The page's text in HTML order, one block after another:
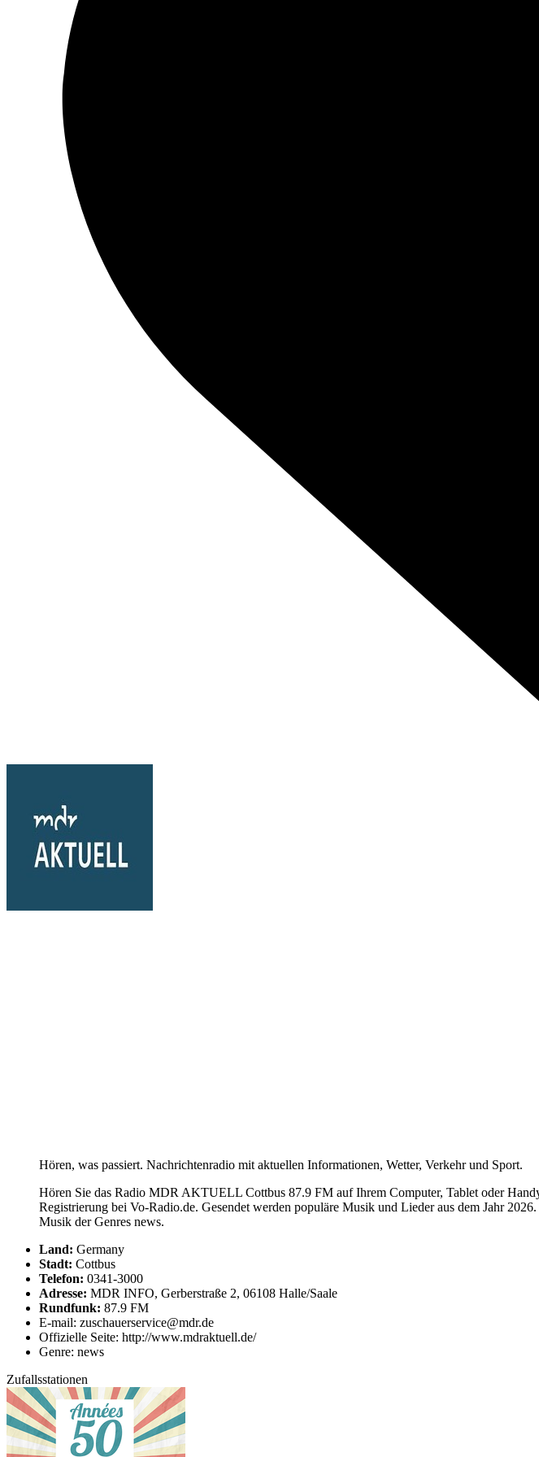
Hören, was passiert. Nachrichtenradio mit aktuellen Informationen, Wetter, Verkehr und Sport.
Hören Sie das Radio MDR AKTUELL Cottbus 87.9 FM auf Ihrem Computer, Tablet oder
Registrierung bei Vo-Radio.de. Gesendet werden populäre Musik und Lieder aus dem Jahr
Musik der Genres news.
Land: Germany
Stadt: Cottbus
Telefon: 0341-3000
Adresse: MDR INFO, Gerberstraße 2, 06108 Halle/Saale
Rundfunk: 87.9 FM
E-mail: zuschauerservice@mdr.de
Offizielle Seite: http://www.mdraktuell.de/
Genre: news
Zufallsstationen